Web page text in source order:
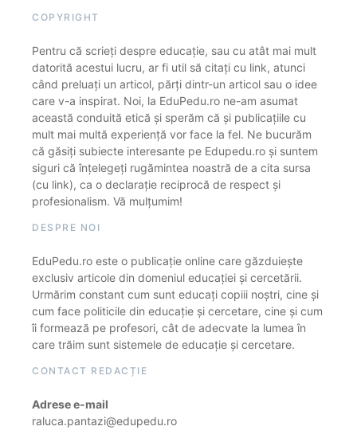
COPYRIGHT
Pentru că scrieți despre educație, sau cu atât mai mult
datorită acestui lucru, ar fi util să citați cu link, atunci
când preluați un articol, părți dintr-un articol sau o idee
care v-a inspirat. Noi, la EduPedu.ro ne-am asumat
această conduită etică și sperăm că și publicațiile cu
mult mai multă experiență vor face la fel. Ne bucurăm
că găsiți subiecte interesante pe Edupedu.ro și suntem
siguri că înțelegeți rugămintea noastră de a cita sursa
(cu link), ca o declarație reciprocă de respect și
profesionalism. Vă mulțumim!
DESPRE NOI
EduPedu.ro este o publicație online care găzduiește
exclusiv articole din domeniul educației și cercetării.
Urmărim constant cum sunt educați copiii noștri, cine și
cum face politicile din educație și cercetare, cine și cum
îi formează pe profesori, cât de adecvate la lumea în
care trăim sunt sistemele de educație și cercetare.
CONTACT REDACȚIE
Adrese e-mail
raluca.pantazi@edupedu.ro